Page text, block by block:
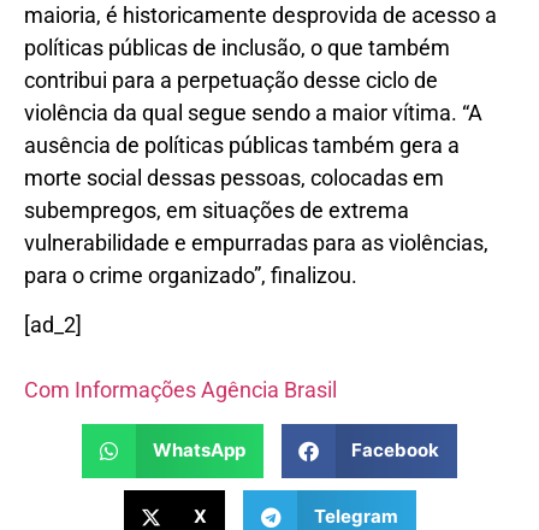
maioria, é historicamente desprovida de acesso a
políticas públicas de inclusão, o que também
contribui para a perpetuação desse ciclo de
violência da qual segue sendo a maior vítima. “A
ausência de políticas públicas também gera a
morte social dessas pessoas, colocadas em
subempregos, em situações de extrema
vulnerabilidade e empurradas para as violências,
para o crime organizado”, finalizou.
[ad_2]
Com Informações Agência Brasil
WhatsApp Facebook
X Telegram